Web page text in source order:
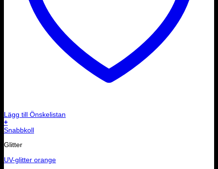
Lägg till Önskelistan
+
Snabbkoll
Glitter
UV-glitter orange